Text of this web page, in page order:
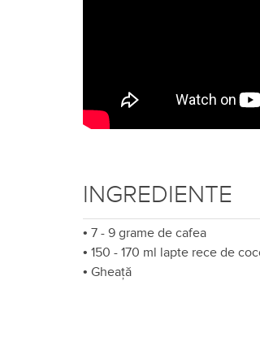
INGREDIENTE
• 7 - 9 grame de cafea
• 150 - 170 ml lapte rece de
• Gheață